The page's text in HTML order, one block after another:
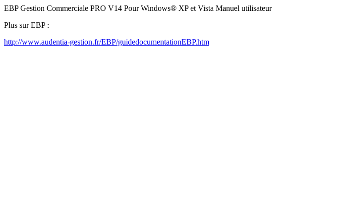
EBP Gestion Commerciale PRO V14 Pour Windows® XP et Vista Manuel utilisateur
Plus sur EBP :
http://www.audentia-gestion.fr/EBP/guidedocumentationEBP.htm